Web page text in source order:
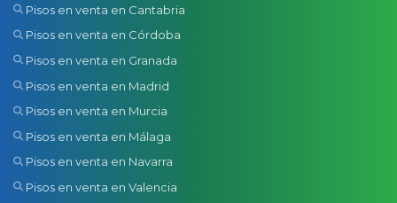
Pisos en venta en Cantabria
Pisos en venta en Córdoba
Pisos en venta en Granada
Pisos en venta en Madrid
Pisos en venta en Murcia
Pisos en venta en Málaga
Pisos en venta en Navarra
Pisos en venta en Valencia